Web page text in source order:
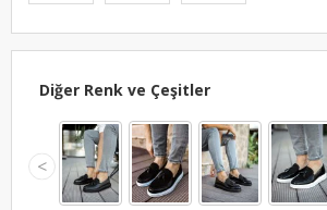
Diğer Renk ve Çeşitler
<